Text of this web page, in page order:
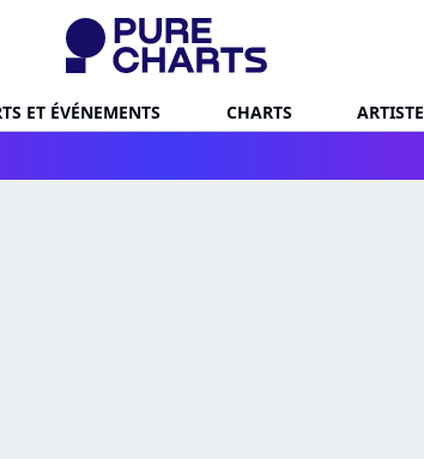
ET ÉVÉNEMENTS CHARTS